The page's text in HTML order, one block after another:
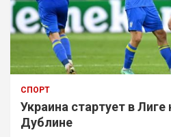
СПОРТ
Украина стартует в
Дублине